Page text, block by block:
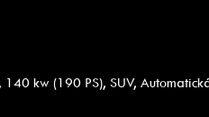
kw (190 PS), SUV,